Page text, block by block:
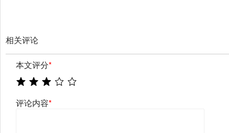
相关评论
本文评分*
评论内容*